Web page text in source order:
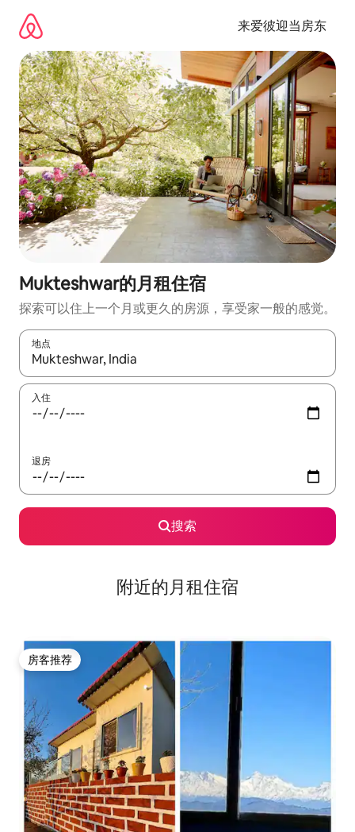
来爱彼迎当房东
Mukteshwar的月租住宿
探索可以住上一个月或更久的房源，享受家一般的感觉。
地点
如有搜索结果，请使用上下方向键查看，或通过点击或滑动手势
入住
退房
搜索
附近的月租住宿
房客推荐
房客推荐